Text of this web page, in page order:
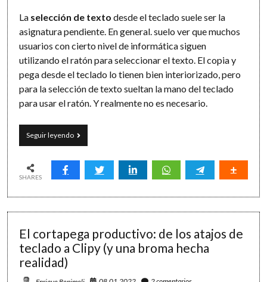
La selección de texto desde el teclado suele ser la
asignatura pendiente. En general. suelo ver que muchos
usuarios con cierto nivel de informática siguen
utilizando el ratón para seleccionar el texto. El copia y
pega desde el teclado lo tienen bien interiorizado, pero
para la selección de texto sueltan la mano del teclado
para usar el ratón. Y realmente no es necesario.
Seguir leyendoAtajos
superproductivos
más
y
pegar
SHARES
El cortapega productivo: de los atajos de
teclado a Clipy (y una broma hecha
realidad)